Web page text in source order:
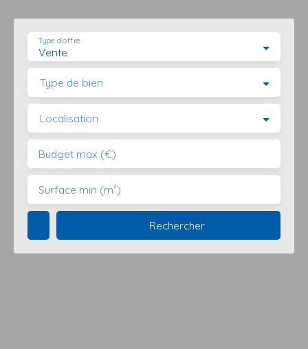
Vente
Type d'offre
Type de bien
Localisation
Budget max (€)
Surface min (m²)
Rechercher